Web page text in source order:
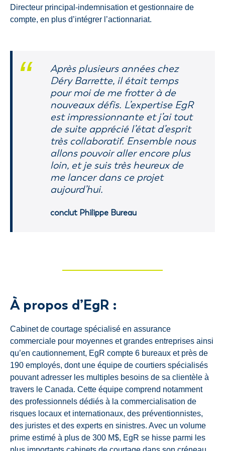
Directeur principal-indemnisation et gestionnaire de
compte, en plus d’intégrer l’actionnariat.
Après plusieurs années chez
Déry Barrette, il était temps
pour moi de me frotter à de
nouveaux défis. L’expertise EgR
est impressionnante et j’ai tout
de suite apprécié l’état d’esprit
très collaboratif. Ensemble nous
allons pouvoir aller encore plus
loin, et je suis très heureux de
me lancer dans ce projet
aujourd’hui.
conclut Philippe Bureau
À propos d’EgR :
Cabinet de courtage spécialisé en assurance
commerciale pour moyennes et grandes entreprises ainsi
qu’en cautionnement, EgR compte 6 bureaux et près de
190 employés, dont une équipe de courtiers spécialisés
pouvant adresser les multiples besoins de sa clientèle à
travers le Canada. Cette équipe comprend notamment
des professionnels dédiés à la commercialisation de
risques locaux et internationaux, des préventionnistes,
des juristes et des experts en sinistres. Avec un volume
prime estimé à plus de 300 M$, EgR se hisse parmi les